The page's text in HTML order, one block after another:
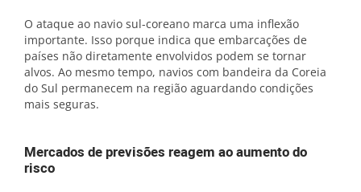
O ataque ao navio sul-coreano marca uma inflexão
importante. Isso porque indica que embarcações de
países não diretamente envolvidos podem se tornar
alvos. Ao mesmo tempo, navios com bandeira da Coreia
do Sul permanecem na região aguardando condições
mais seguras.
Mercados de previsões reagem ao aumento do
risco